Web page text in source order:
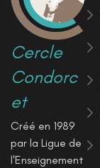
Cercle
Condorc
et
Créé en 1989
par la Ligue de
l'Enseignement